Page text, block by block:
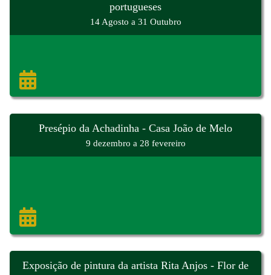
portugueses
14 Agosto a 31 Outubro
Presépio da Achadinha - Casa João de Melo
9 dezembro a 28 fevereiro
Exposição de pintura da artista Rita Anjos - Flor de